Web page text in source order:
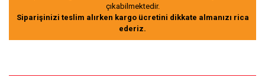
çıkabilmektedir.
Siparişinizi teslim alırken kargo ücretini dikkate almanızı rica
ederiz.